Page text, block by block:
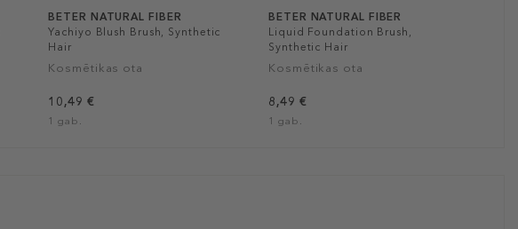
BETER NATURAL FIBER
Yachiyo Blush Brush, Synthetic
Hair
Kosmētikas ota
10,49 €
1 gab.
BETER NATURAL FIBER
Liquid Foundation Brush,
Synthetic Hair
Kosmētikas ota
8,49 €
1 gab.